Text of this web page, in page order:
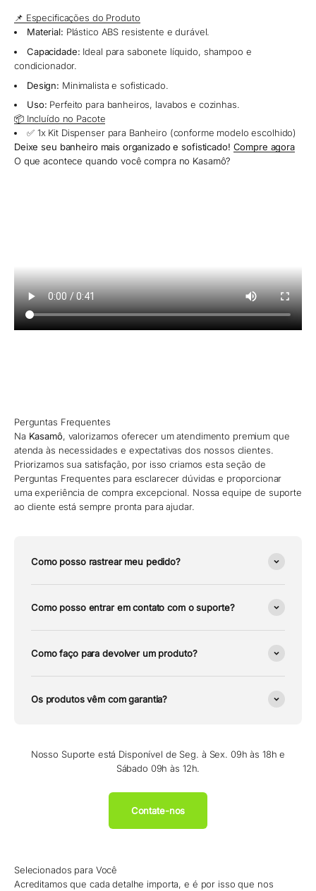
📌 Especificações do Produto
Material: Plástico ABS resistente e durável.
Capacidade: Ideal para sabonete líquido, shampoo e
condicionador.
Design: Minimalista e sofisticado.
Uso: Perfeito para banheiros, lavabos e cozinhas.
📦 Incluído no Pacote
✅ 1x Kit Dispenser para Banheiro (conforme modelo escolhido)
Deixe seu banheiro mais organizado e sofisticado! Compre agora
O que acontece quando você compra no Kasamô?
Perguntas Frequentes
Na Kasamô, valorizamos oferecer um atendimento premium que
atenda às necessidades e expectativas dos nossos clientes.
Priorizamos sua satisfação, por isso criamos esta seção de
Perguntas Frequentes para esclarecer dúvidas e proporcionar
uma experiência de compra excepcional. Nossa equipe de suporte
ao cliente está sempre pronta para ajudar.
Como posso rastrear meu pedido?
Como posso entrar em contato com o suporte?
Como faço para devolver um produto?
Os produtos vêm com garantia?
Nosso Suporte está Disponível de Seg. à Sex. 09h às 18h e
Sábado 09h às 12h.
Contate-nos
Selecionados para Você
Acreditamos que cada detalhe importa, e é por isso que nos